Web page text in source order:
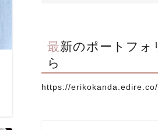
最新のポートフォリオはこち
ら
https://erikokanda.edire.co/